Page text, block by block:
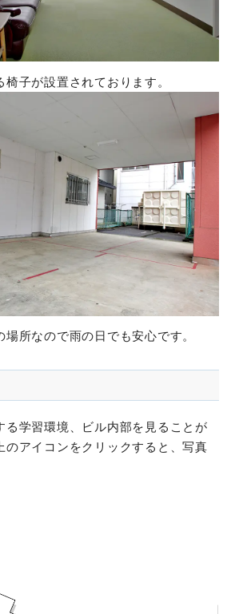
子が設置されております。
所なので雨の日でも安心です。
る学習環境、ビル内部を見ることが
のアイコンをクリックすると、写真